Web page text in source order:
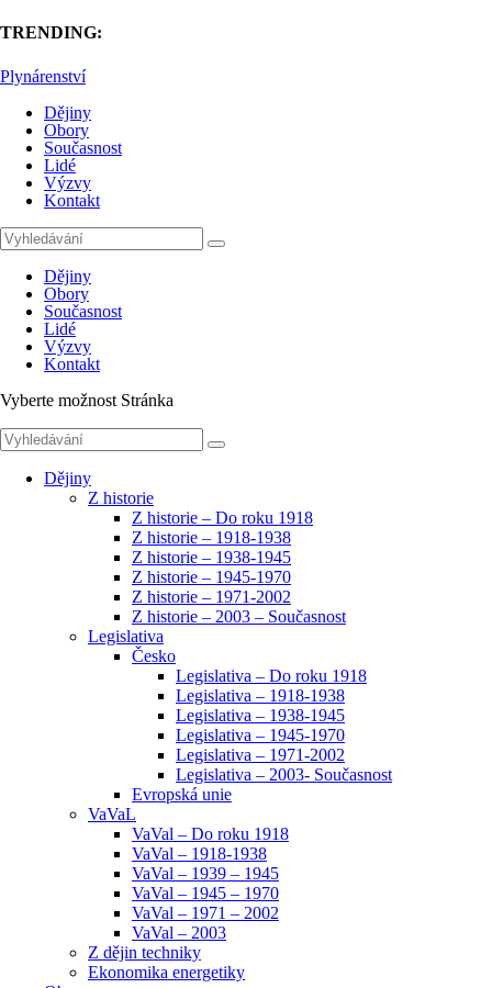
TRENDING:
Plynárenství
Dějiny
Obory
Současnost
Lidé
Výzvy
Kontakt
Dějiny
Obory
Současnost
Lidé
Výzvy
Kontakt
Vyberte možnost Stránka
Dějiny
Z historie
Z historie – Do roku 1918
Z historie – 1918-1938
Z historie – 1938-1945
Z historie – 1945-1970
Z historie – 1971-2002
Z historie – 2003 – Současnost
Legislativa
Česko
Legislativa – Do roku 1918
Legislativa – 1918-1938
Legislativa – 1938-1945
Legislativa – 1945-1970
Legislativa – 1971-2002
Legislativa – 2003- Současnost
Evropská unie
VaVaL
VaVal – Do roku 1918
VaVal – 1918-1938
VaVal – 1939 – 1945
VaVal – 1945 – 1970
VaVal – 1971 – 2002
VaVal – 2003
Z dějin techniky
Ekonomika energetiky